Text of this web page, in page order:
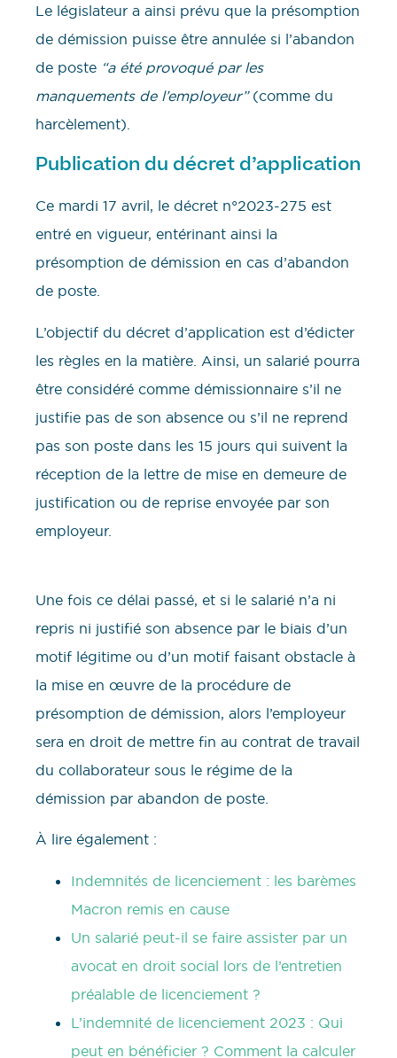
Le législateur a ainsi prévu que la présomption
de démission puisse être annulée si l’abandon
de poste “a été provoqué par les
manquements de l’employeur”(comme du
harcèlement).
Publication du décret d’application
Ce mardi 17 avril, le décret n°2023-275 est
entré en vigueur, entérinant ainsi la
présomption de démission en cas d’abandon
de poste.
L’objectif du décret d’application est d’édicter
les règles en la matière. Ainsi, un salarié pourra
être considéré comme démissionnaire s’il ne
justifie pas de son absence ou s’il ne reprend
pas son poste dans les 15 jours qui suivent la
réception de la lettre de mise en demeure de
justification ou de reprise envoyée par son
employeur.
Une fois ce délai passé, et si le salarié n’a ni
repris ni justifié son absence par le biais d’un
motif légitime ou d’un motif faisant obstacle à
la mise en œuvre de la procédure de
présomption de démission, alors l’employeur
sera en droit de mettre fin au contrat de travail
du collaborateur sous le régime de la
démission par abandon de poste.
À lire également :
Indemnités de licenciement : les barèmes
Macron remis en cause
Un salarié peut-il se faire assister par un
avocat en droit social lors de l’entretien
préalable de licenciement ?
L’indemnité de licenciement 2023 : Qui
peut en bénéficier ? Comment la calculer